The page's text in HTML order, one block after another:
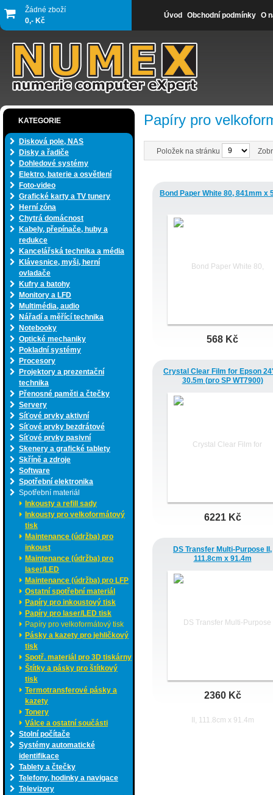
Žádné zboží
0,- Kč
Úvod Obchodní podmínky O
KATEGORIE
Disková pole, NAS
Disky a řadiče
Dohledové systémy
Elektro, baterie a osvětlení
Foto-video
Grafické karty a TV tunery
Herní zóna
Chytrá domácnost
Kabely, přepínače, huby a
redukce
Kancelářská technika a média
Klávesnice, myši, herní
ovladače
Kufry a batohy
Monitory a LFD
Multimédia, audio
Nářadí a měřící technika
Notebooky
Optické mechaniky
Pokladní systémy
Procesory
Projektory a prezentační
technika
Přenosné paměti a čtečky
Servery
Síťové prvky aktivní
Síťové prvky bezdrátové
Síťové prvky pasivní
Skenery a grafické tablety
Skříně a zdroje
Software
Spotřební elektronika
Spotřební materiál
Inkousty a refill sady
Inkousty pro velkoformátový
tisk
Maintenance (údržba) pro
inkoust
Maintenance (údržba) pro
laser/LED
Maintenance (údržba) pro LFP
Ostatní spotřební materiál
Papíry pro inkoustový tisk
Papíry pro laser/LED tisk
Papíry pro velkoformátový tisk
Pásky a kazety pro jehličkový
tisk
Spotř. materiál pro 3D tiskárny
Štítky a pásky pro štítkový
tisk
Termotransferové pásky a
kazety
Tonery
Válce a ostatní součásti
Stolní počítače
Systémy automatické
identifikace
Tablety a čtečky
Telefony, hodinky a navigace
Televizory
Papíry pro
Položek na stránku
Bond Paper White 80, 841mm x
568 Kč
Crystal Clear Film for Epson
30.5m (pro SP WT7900)
6221 Kč
DS Transfer Multi-Purpose II,
111.8cm x 91.4m
2360 Kč